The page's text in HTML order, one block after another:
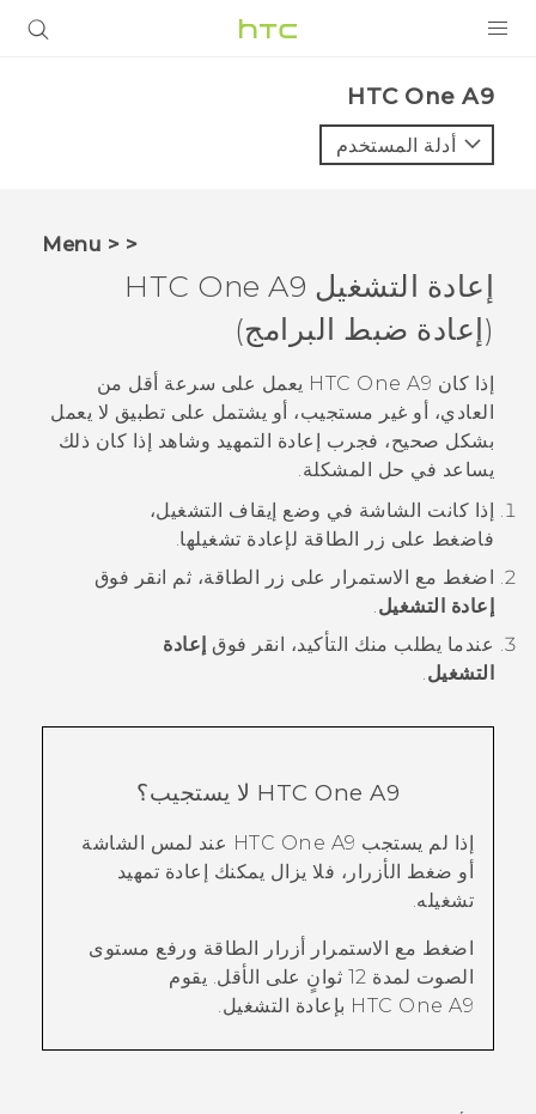
VIVE
VIVERSE
البرامج + التطبيقات
الدعم
أجهزة HTC والملحقات
HTC One A9‎
أدلة المستخدم
< < Menu
إعادة التشغيل HTC One A9
(إعادة ضبط البرامج)
إذا كان HTC One A9 يعمل على سرعة أقل من
العادي، أو غير مستجيب، أو يشتمل على تطبيق لا يعمل
بشكل صحيح، فجرب إعادة التمهيد وشاهد إذا كان ذلك
يساعد في حل المشكلة.
إذا كانت الشاشة في وضع إيقاف التشغيل،
فاضغط على زر
الطاقة لإعادة تشغيلها.
اضغط مع الاستمرار على زر
الطاقة، ثم انقر فوق
إعادة التشغيل.
عندما يطلب منك التأكيد، انقر فوق إعادة
التشغيل.
HTC One A9 لا يستجيب؟
إذا لم يستجب HTC One A9 عند لمس الشاشة
أو ضغط الأزرار، فلا يزال يمكنك إعادة تمهيد
تشغيله.
اضغط مع الاستمرار أزرار الطاقة ورفع مستوى
الصوت لمدة 12 ثوانٍ على الأقل.
يقوم
HTC One A9 بإعادة التشغيل.